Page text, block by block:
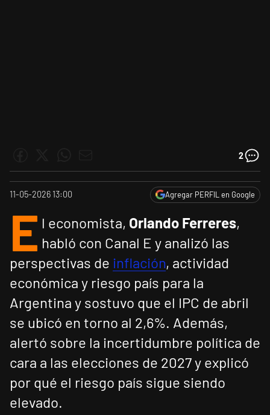
2
11-05-2026 13:00 Agregar PERFIL en Google
E l economista, Orlando Ferreres,
habló con Canal E y analizó las
perspectivas de inflación, actividad
económica y riesgo país para la
Argentina y sostuvo que el IPC de abril
se ubicó en torno al 2,6%. Además,
alertó sobre la incertidumbre política de
cara a las elecciones de 2027 y explicó
por qué el riesgo país sigue siendo
elevado.